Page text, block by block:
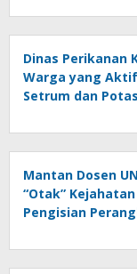
Dinas Perikanan
Warga yang
Setrum dan
Mantan Dosen
“Otak”
Pengisian